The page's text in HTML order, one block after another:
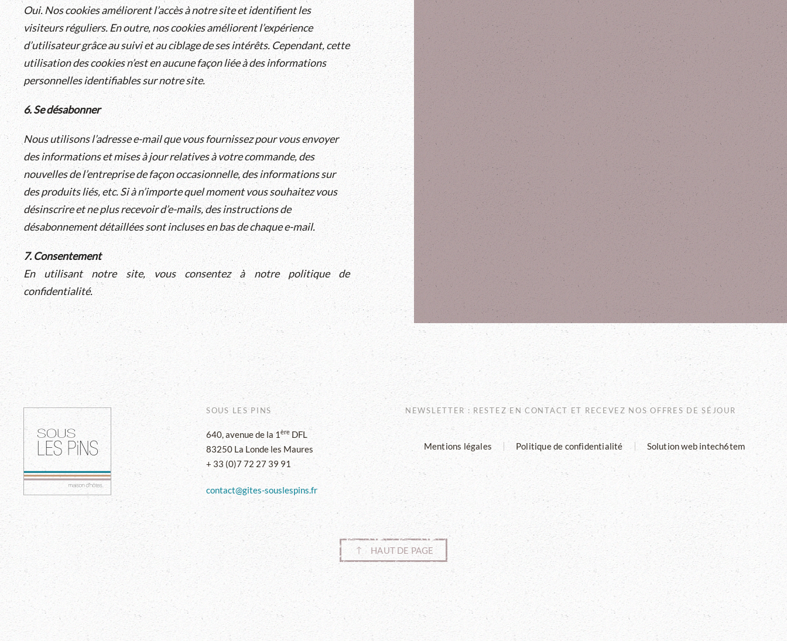
Oui. Nos cookies améliorent l’accès à notre site et identifient les
visiteurs réguliers. En outre, nos cookies améliorent l’expérience
d’utilisateur grâce au suivi et au ciblage de ses intérêts. Cependant, cette
utilisation des cookies n’est en aucune façon liée à des informations
personnelles identifiables sur notre site.
6. Se désabonner
Nous utilisons l’adresse e-mail que vous fournissez pour vous envoyer
des informations et mises à jour relatives à votre commande, des
nouvelles de l’entreprise de façon occasionnelle, des informations sur
des produits liés, etc. Si à n’importe quel moment vous souhaitez vous
désinscrire et ne plus recevoir d’e-mails, des instructions de
désabonnement détaillées sont incluses en bas de chaque e-mail.
7. Consentement
En utilisant notre site, vous consentez à notre politique de
confidentialité.
SOUS LES PINS
640, avenue de la 1 ère DFL
83250 La Londe les Maures
+ 33 (0)7 72 27 39 91
contact@gites-souslespins.fr
NEWSLETTER : RESTEZ EN CONTACT ET RECEVEZ NOS OFFRES DE SÉJOUR
Mentions légales Politique de confidentialité Solution web intech6tem
HAUT DE PAGE